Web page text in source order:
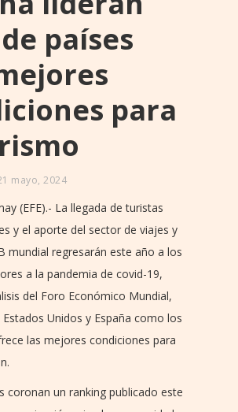
países
para
mayo, 2024
(EFE).- La llegada de turistas
y el aporte del sector de viajes y
mundial regresarán este año a los
a la pandemia de covid-19,
del Foro Económico Mundial,
Unidos y España como los
las mejores condiciones para
coronan un ranking publicado este